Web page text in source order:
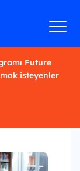
Future
isteyenler